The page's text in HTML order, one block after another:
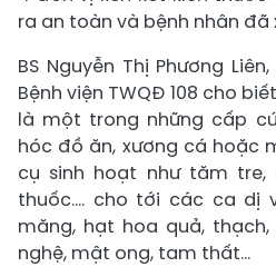
ra an toàn và bệnh nhân
BS Nguyễn Thị Phương
Bệnh viện TWQĐ 108 cho
là một trong những cấp
hóc đồ ăn, xương cá hoặc
cụ sinh hoạt như tăm tre,
thuốc.... cho tới các ca dị
măng, hạt hoa quả,
nghệ, mật ong, tam thất...